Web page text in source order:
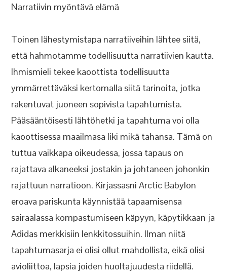
Narratiivin myöntävä elämä
Toinen lähestymistapa narratiiveihin lähtee siitä,
että hahmotamme todellisuutta narratiivien kautta.
Ihmismieli tekee kaoottista todellisuutta
ymmärrettäväksi kertomalla siitä tarinoita, jotka
rakentuvat juoneen sopivista tapahtumista.
Pääsääntöisesti lähtöhetki ja tapahtuma voi olla
kaoottisessa maailmasa liki mikä tahansa. Tämä on
tuttua vaikkapa oikeudessa, jossa tapaus on
rajattava alkaneeksi jostakin ja johtaneen johonkin
rajattuun narratioon. Kirjassasni Arctic Babylon
eroava pariskunta käynnistää tapaamisensa
sairaalassa kompastumiseen käpyyn, käpytikkaan ja
Adidas merkkisiin lenkkitossuihin. Ilman niitä
tapahtumasarja ei olisi ollut mahdollista, eikä olisi
avioliittoa, lapsia joiden huoltajuudesta riidellä.